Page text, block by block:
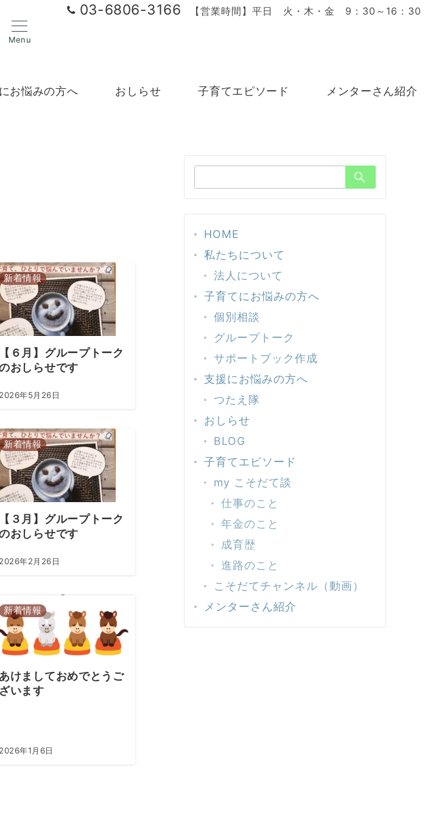
03-6806-3166 【営業時間】平日 火・木・金 9：30～16：30
Menu
お悩みの方へ おしらせ 子育てエピソード メンターさん紹介
新着情報
【６月】グループトーク
おしらせです
2026年5月26日
新着情報
【３月】グループトーク
おしらせです
2026年2月26日
新着情報
あけましておめでとうご
ざいます
2026年1月6日
HOME
私たちについて
法人について
子育てにお悩みの方へ
個別相談
グループトーク
サポートブック作成
支援にお悩みの方へ
つたえ隊
おしらせ
BLOG
子育てエピソード
my こそだて談
仕事のこと
年金のこと
成育歴
進路のこと
こそだてチャンネル（動画）
メンターさん紹介